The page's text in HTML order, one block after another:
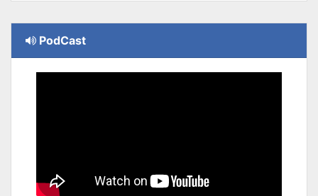
PodCast